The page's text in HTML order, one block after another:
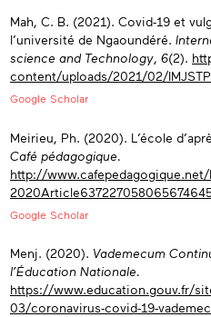
Mah, C. B. (2021). Covid-19 et
l’université de Ngaoundéré.
science and Technology, 6(2).
content/uploads/2021/02/
Google Scholar
Meirieu, Ph. (2020). L’école
Café pédagogique.
http://
Google Scholar
Menj. (2020). Vademecum
l’Éducation Nationale.
https://www.education.gouv.fr/
03/coronavirus-covid-19-